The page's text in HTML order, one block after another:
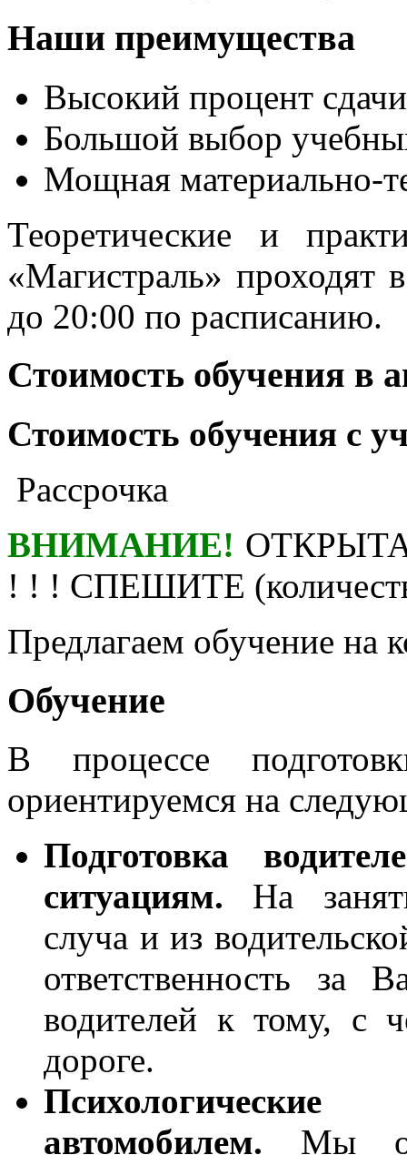
Наши преимущества
Высокий процент
Большой выбор
Мощная материально-
Теоретические и
«Магистраль»
до 20:00 по расписанию.
Стоимость обучения в
Стоимость обучения с
Рассрочка
ВНИМАНИЕ!
! ! ! СПЕШИТЕ
Предлагаем обучение
Обучение
В процессе
ориентируемся на
Подготовка
ситуациям. На
случа и из
ответственность за
водителей к тому, с
дороге.
автомобилем. Мы